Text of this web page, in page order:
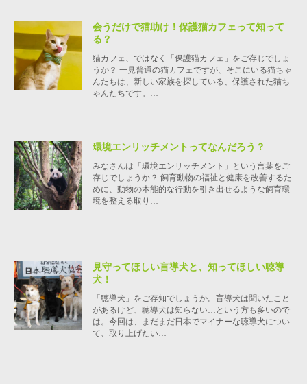
会うだけで猫助け！保護猫カフェって知って
る？
猫カフェ、ではなく「保護猫カフェ」をご存じでしょ
うか？ 一見普通の猫カフェですが、そこにいる猫ちゃ
んたちは、新しい家族を探している、保護された猫ち
ゃんたちです。…
環境エンリッチメントってなんだろう？
みなさんは「環境エンリッチメント」という言葉をご
存じでしょうか？ 飼育動物の福祉と健康を改善するた
めに、動物の本能的な行動を引き出せるような飼育環
境を整える取り…
見守ってほしい盲導犬と、知ってほしい聴導
犬！
「聴導犬」をご存知でしょうか。盲導犬は聞いたこと
があるけど、聴導犬は知らない…という方も多いので
は。今回は、まだまだ日本でマイナーな聴導犬につい
て、取り上げたい…